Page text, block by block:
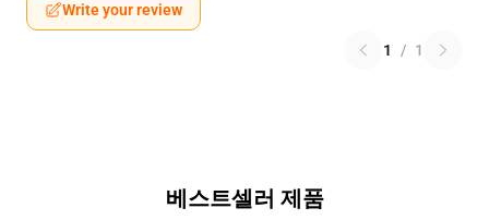
Write your review
1 / 1
베스트셀러 제품